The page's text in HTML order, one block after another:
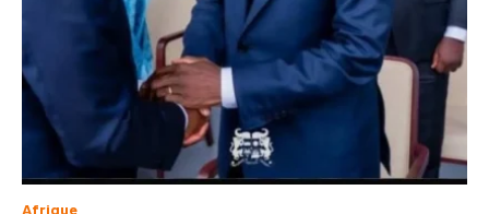
Afrique